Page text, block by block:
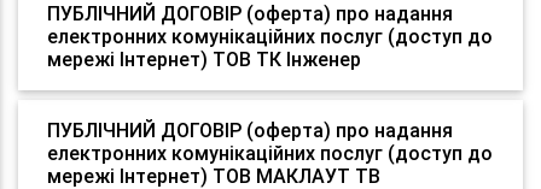
ПУБЛІЧНИЙ ДОГОВІР (оферта) про надання
електронних комунікаційних послуг (доступ до
мережі Інтернет) ТОВ ТК Інженер
ПУБЛІЧНИЙ ДОГОВІР (оферта) про надання
електронних комунікаційних послуг (доступ до
мережі Інтернет) ТОВ МАКЛАУТ ТВ